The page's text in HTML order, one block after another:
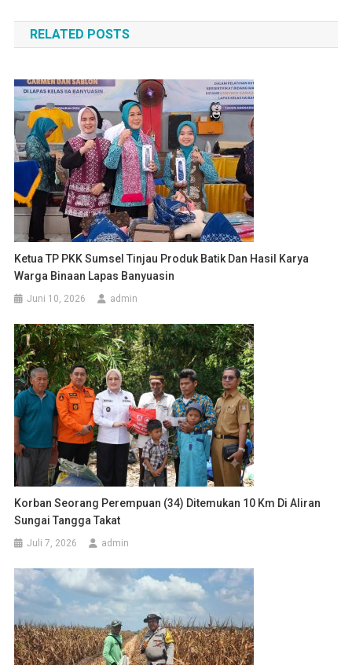
pos
RELATED POSTS
Ketua TP PKK Sumsel Tinjau Produk Batik Dan Hasil Karya
Warga Binaan Lapas Banyuasin
Juni 10, 2026 admin
Korban Seorang Perempuan (34) Ditemukan 10 Km Di Aliran
Sungai Tangga Takat
Juli 7, 2026 admin